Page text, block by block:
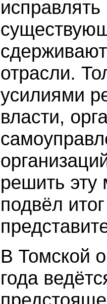
отрасли.
усилиями
власти,
решить
подвёл
В Томской
года